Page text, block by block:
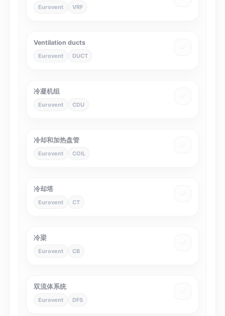
Eurovent VRF
Ventilation ducts
Eurovent DUCT
冷凝机组
Eurovent CDU
冷却和加热盘管
Eurovent COIL
冷却塔
Eurovent CT
冷梁
Eurovent CB
双流体系统
Eurovent DFS